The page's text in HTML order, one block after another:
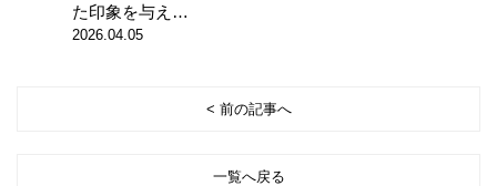
た印象を与え…
2026.04.05
< 前の記事へ
一覧へ戻る